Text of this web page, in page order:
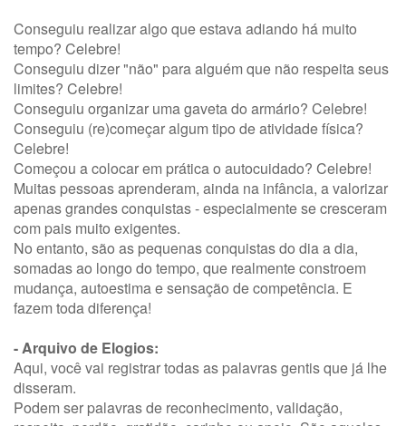
Conseguiu realizar algo que estava adiando há muito
tempo? Celebre!
Conseguiu dizer "não" para alguém que não respeita seus
limites? Celebre!
Conseguiu organizar uma gaveta do armário? Celebre!
Conseguiu (re)começar algum tipo de atividade física?
Celebre!
Começou a colocar em prática o autocuidado? Celebre!
Muitas pessoas aprenderam, ainda na infância, a valorizar
apenas grandes conquistas - especialmente se cresceram
com pais muito exigentes.
No entanto, são as pequenas conquistas do dia a dia,
somadas ao longo do tempo, que realmente constroem
mudança, autoestima e sensação de competência. E
fazem toda diferença!
- Arquivo de Elogios:
Aqui, você vai registrar todas as palavras gentis que já lhe
disseram.
Podem ser palavras de reconhecimento, validação,